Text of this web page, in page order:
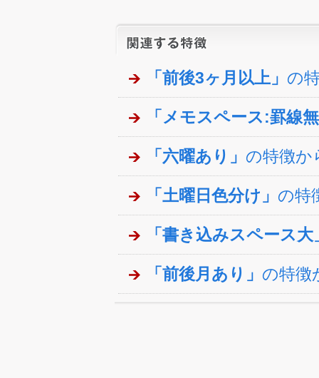
「前後3ヶ月以上」 の
「メモスペース:罫線
「六曜あり」 の特徴か
「土曜日色分け」 の特
「書き込みスペース大
「前後月あり」 の特徴